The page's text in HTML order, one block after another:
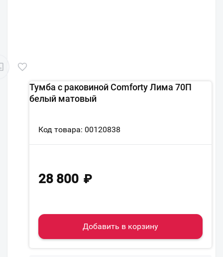
Тумба с раковиной Comforty Лима 70П
белый матовый
Код товара: 00120838
28 800 ₽
Добавить в корзину